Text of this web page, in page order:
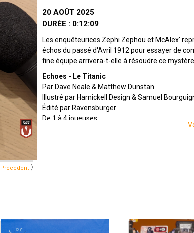
Précédent〉
20 AOÛT 2025
DURÉE : 0:12:09
Les enquêteurices Zephi Zephou et McAlex'
échos du passé d'Avril 1912 pour essayer de
fine équipe arrivera-t-elle à résoudre ce
Echoes - Le Titanic
Par Dave Neale & Matthew Dunstan
Illustré par Harnickell Design & Samuel
Édité par Ravensburger
De 1 à 4 joueuses
Adrien Larouzée